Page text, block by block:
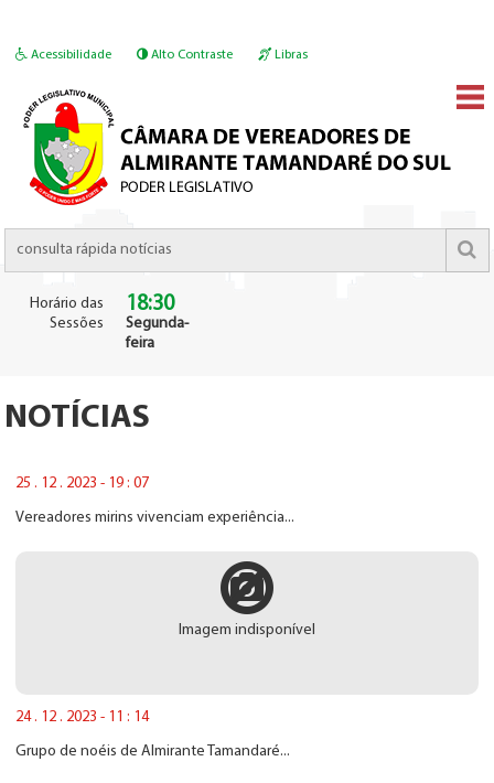
Acessibilidade Alto Contraste Libras
Horário das
Sessões
18:30
Segunda-
feira
NOTÍCIAS
25 . 12 . 2023 - 19 : 07
Vereadores mirins vivenciam experiência...
Imagem indisponível
24 . 12 . 2023 - 11 : 14
Grupo de noéis de Almirante Tamandaré...